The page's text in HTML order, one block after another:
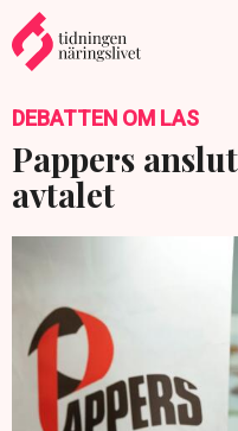
DEBATTEN OM LAS
Pappers
avtalet